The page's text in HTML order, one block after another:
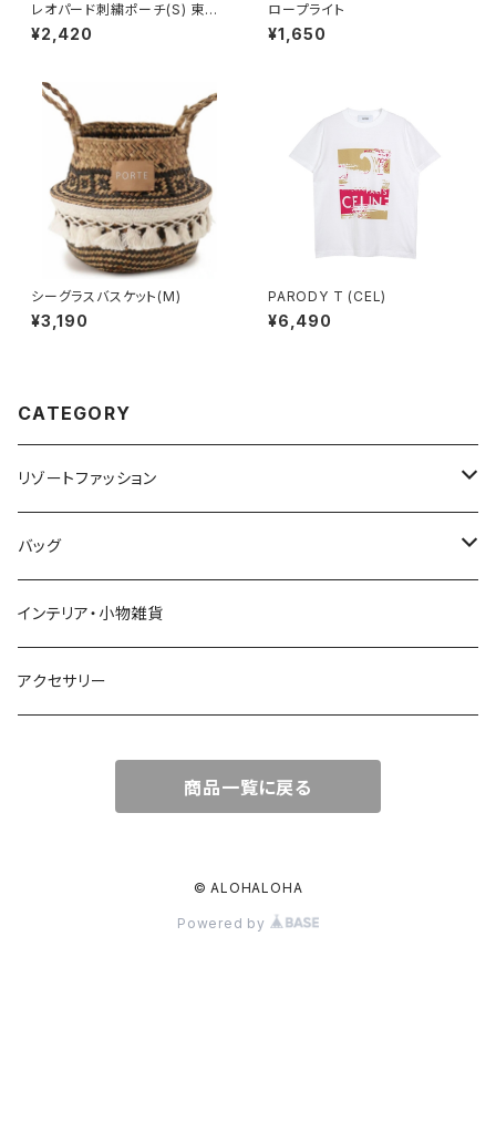
レオパード刺繍ポーチ(S) 東京
かんかん
¥2,420
ロープライト
¥1,650
シーグラスバスケット(M)
¥3,190
PARODY T (CEL)
¥6,490
CATEGORY
リゾートファッション
トップス
ワンピース
オールインワン
バッグ
かごバッグ
ポーチ・クラッチ
インテリア・小物雑貨
アクセサリー
商品一覧に戻る
© ALOHALOHA
Powered by